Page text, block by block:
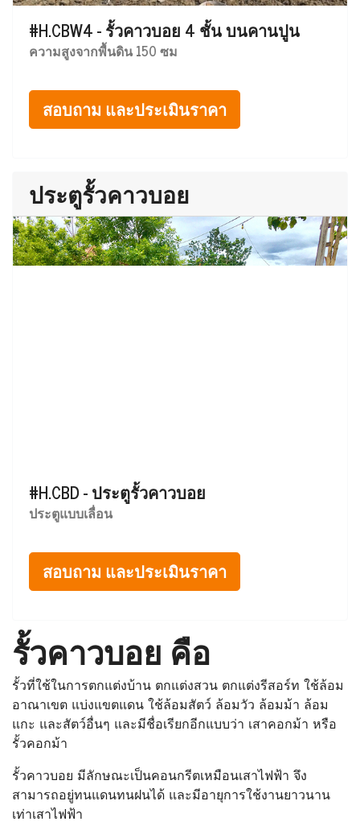
#H.CBW4 - รั้วคาวบอย 4 ชั้น บนคานปูน
ความสูงจากพื้นดิน 150 ซม
สอบถาม และประเมินราคา
ประตูรั้วคาวบอย
#H.CBD - ประตูรั้วคาวบอย
ประตูแบบเลื่อน
สอบถาม และประเมินราคา
รั้วคาวบอย คือ
รั้วที่ใช้ในการตกแต่งบ้าน ตกแต่งสวน ตกแต่งรีสอร์ท ใช้ล้อม
อาณาเขต แบ่งแขตแดน ใช้ล้อมสัตว์ ล้อมวัว ล้อมม้า ล้อม
แกะ และสัตว์อื่นๆ และมีชื่อเรียกอีกแบบว่า เสาคอกม้า หรือ
รั้วคอกม้า
รั้วคาวบอย มีลักษณะเป็นคอนกรีตเหมือนเสาไฟฟ้า จึง
สามารถอยู่ทนแดนทนฝนได้ และมีอายุการใช้งานยาวนาน
เท่าเสาไฟฟ้า